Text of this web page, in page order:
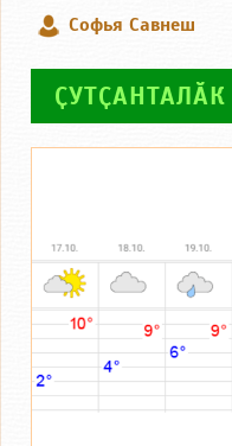
Софья Савнеш
ҪУТҪАНТАЛӐК